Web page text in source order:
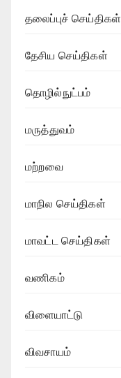
தலைப்புச் செய்திகள்
தேசிய செய்திகள்
தொழில்நுட்பம்
மருத்துவம்
மற்றவை
மாநில செய்திகள்
மாவட்ட செய்திகள்
வணிகம்
விளையாட்டு
விவசாயம்